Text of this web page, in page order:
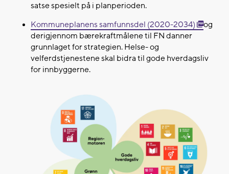
satse spesielt på i planperioden.
Kommuneplanens samfunnsdel (2020-2034)
og
derigjennom bærekraftmålene til FN danner
grunnlaget for strategien. Helse- og
velferdstjenestene skal bidra til gode hverdagsliv
for innbyggerne.